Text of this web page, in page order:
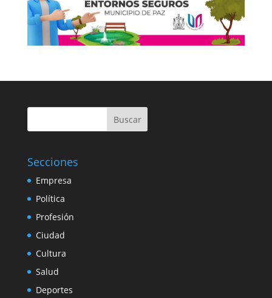
Buscar
Secciones
Empresa
Política
Profesión
Ciudad
Cultura
Salud
Deportes